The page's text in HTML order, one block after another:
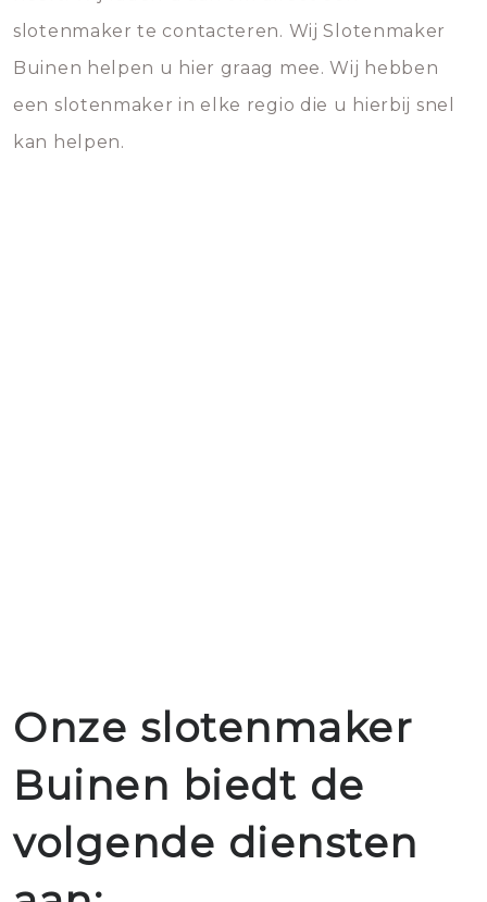
slotenmaker te contacteren. Wij Slotenmaker
Buinen helpen u hier graag mee. Wij hebben
een slotenmaker in elke regio die u hierbij snel
kan helpen.
Onze slotenmaker
Buinen biedt de
volgende diensten